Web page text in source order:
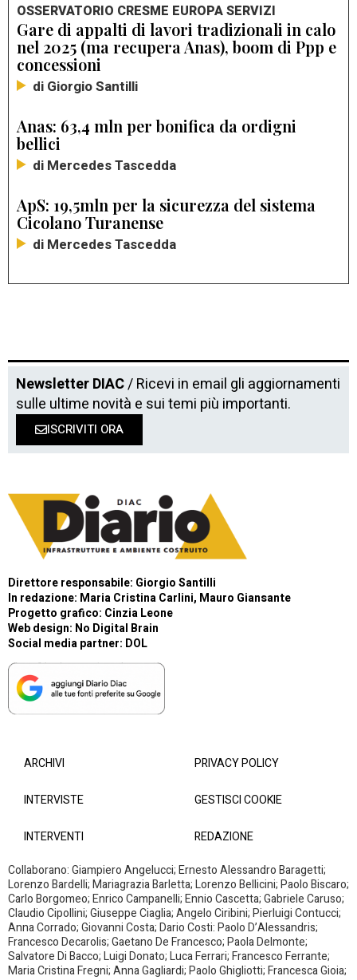
OSSERVATORIO CRESME EUROPA SERVIZI
Gare di appalti di lavori tradizionali in calo
nel 2025 (ma recupera Anas), boom di Ppp e
concessioni
di Giorgio Santilli
Anas: 63,4 mln per bonifica da ordigni
bellici
di Mercedes Tascedda
ApS: 19,5mln per la sicurezza del sistema
Cicolano Turanense
di Mercedes Tascedda
Newsletter DIAC/ Ricevi in email gli aggiornamenti
sulle ultime novità e sui temi più importanti.
ISCRIVITI ORA
Direttore responsabile: Giorgio Santilli
In redazione: Maria Cristina Carlini, Mauro Giansante
Progetto grafico: Cinzia Leone
Web design: No Digital Brain
Social media partner: DOL
ARCHIVI
INTERVISTE
INTERVENTI
PRIVACY POLICY
GESTISCI COOKIE
REDAZIONE
Collaborano: Giampiero Angelucci; Ernesto Alessandro Baragetti;
Lorenzo Bardelli; Mariagrazia Barletta; Lorenzo Bellicini; Paolo Biscaro;
Carlo Borgomeo; Enrico Campanelli; Ennio Cascetta; Gabriele Caruso;
Claudio Cipollini; Giuseppe Ciaglia; Angelo Ciribini; Pierluigi Contucci;
Anna Corrado; Giovanni Costa; Dario Costi: Paolo D’Alessandris;
Francesco Decarolis; Gaetano De Francesco; Paola Delmonte;
Salvatore Di Bacco; Luigi Donato; Luca Ferrari; Francesco Ferrante;
Maria Cristina Fregni; Anna Gagliardi; Paolo Ghigliotti; Francesca Gioia;